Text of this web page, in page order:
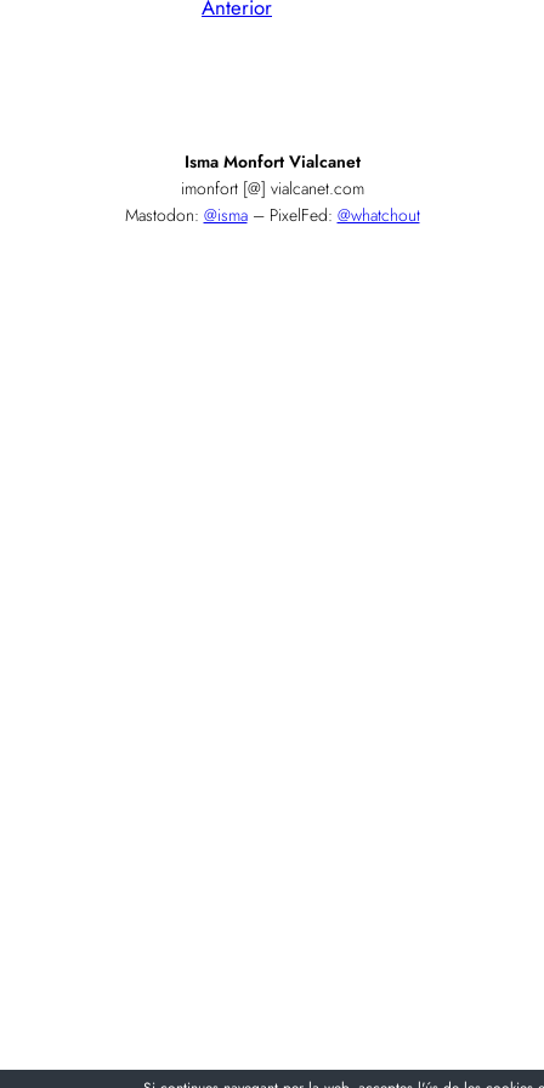
Anterior
Isma Monfort Vialcanet
imonfort [@] vialcanet.com
Mastodon: @isma– PixelFed: @whatchout